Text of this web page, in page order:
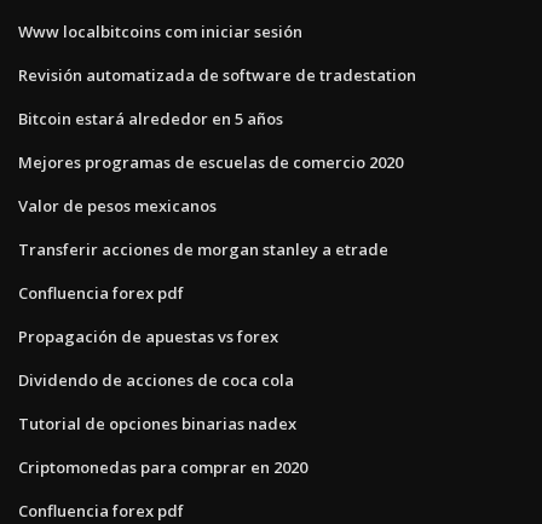
Www localbitcoins com iniciar sesión
Revisión automatizada de software de tradestation
Bitcoin estará alrededor en 5 años
Mejores programas de escuelas de comercio 2020
Valor de pesos mexicanos
Transferir acciones de morgan stanley a etrade
Confluencia forex pdf
Propagación de apuestas vs forex
Dividendo de acciones de coca cola
Tutorial de opciones binarias nadex
Criptomonedas para comprar en 2020
Confluencia forex pdf